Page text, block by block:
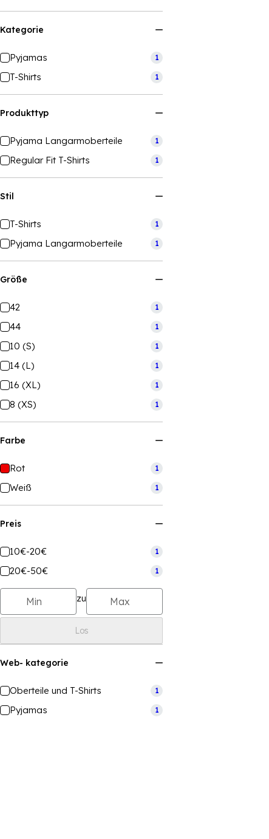
Kategorie
Pyjamas 1
T-Shirts 1
Produkttyp
Pyjama Langarmoberteile 1
Regular Fit T-Shirts 1
Stil
T-Shirts 1
Pyjama Langarmoberteile 1
Größe
42 1
44 1
10 (S) 1
14 (L) 1
16 (XL) 1
8 (XS) 1
Farbe
Rot 1
Weiß 1
Preis
10€-20€ 1
20€-50€ 1
zu
Los
Web- kategorie
Oberteile und T-Shirts 1
Pyjamas 1